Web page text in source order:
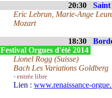
20:30
Eric Lebrun, Marie-Ange
Mozart
18:30
Festival Orgues d'été 2014
Lionel Rogg (Suisse)
Bach Les Variations Goldberg
- entrée libre
Lien : www.renaissance-